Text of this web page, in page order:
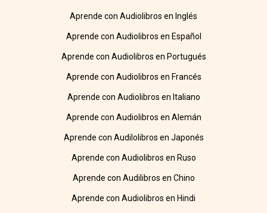
Aprende con Audiolibros en Inglés
Aprende con Audiolibros en Español
Aprende con Audiolibros en Portugués
Aprende con Audiolibros en Francés
Aprende con Audiolibros en Italiano
Aprende con Audiolibros en Alemán
Aprende con Audilolibros en Japonés
Aprende con Audiolibros en Ruso
Aprende con Audilibros en Chino
Aprende con Audiolibros en Hindi